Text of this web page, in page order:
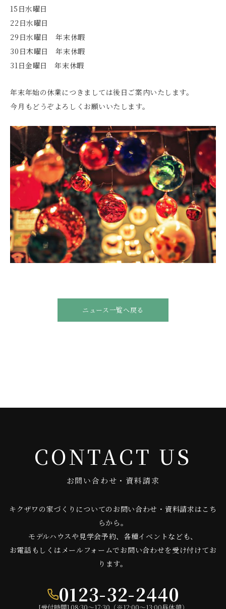
15日水曜日
22日水曜日
29日水曜日 年末休暇
30日木曜日 年末休暇
31日金曜日 年末休暇
年末年始の休業につきましては後日ご案内いたします。
今月もどうぞよろしくお願いいたします。
ニュース一覧へ戻る
CONTACT US
お問い合わせ・資料請求
キクザワの家づくりについてのお問い合わせ・資料請求はこち
らから。
モデルハウスや見学会予約、各種イベントなども、
お電話もしくはメールフォームでお問い合わせを受け付けてお
ります。
0123-32-2440